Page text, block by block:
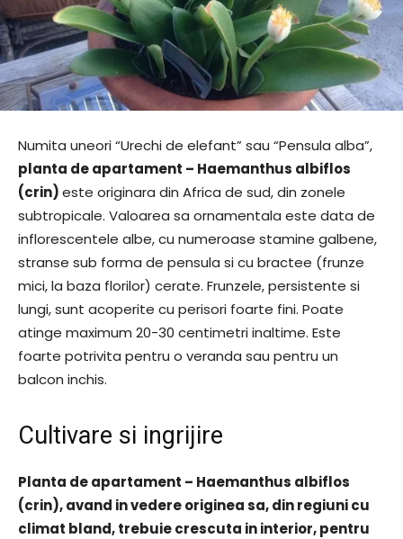
Numita uneori “Urechi de elefant” sau “Pensula alba”,
planta de apartament – Haemanthus albiflos
(crin)este originara din Africa de sud, din zonele
subtropicale. Valoarea sa ornamentala este data de
inflorescentele albe, cu numeroase stamine galbene,
stranse sub forma de pensula si cu bractee (frunze
mici, la baza florilor) cerate. Frunzele, persistente si
lungi, sunt acoperite cu perisori foarte fini. Poate
atinge maximum 20-30 centimetri inaltime. Este
foarte potrivita pentru o veranda sau pentru un
balcon inchis.
Cultivare si ingrijire
Planta de apartament – Haemanthus albiflos
(crin), avand in vedere originea sa, din regiuni cu
climat bland, trebuie crescuta in interior, pentru